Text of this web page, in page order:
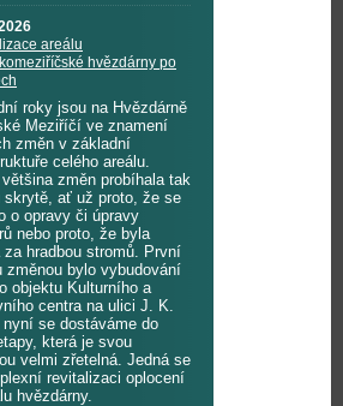
areálu
hvězdárny po
roky jsou na Hvězdárně
Meziříčí ve znamení
změn v základní
celého areálu.
změn probíhala tak
skrytě, ať už proto, že se
o opravy či úpravy
nebo proto, že byla
za hradbou stromů. První
změnou bylo vybudování
objektu Kulturního a
centra na ulici J. K.
nyní se dostáváme do
která je svou
velmi zřetelná. Jedná se
revitalizaci oplocení
hvězdárny.